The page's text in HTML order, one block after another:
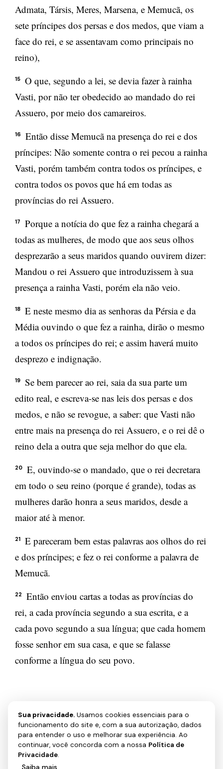
Admata, Társis, Meres, Marsena, e Memucã, os
sete príncipes dos persas e dos medos, que viam a
face do rei, e se assentavam como principais no
reino),
15
O que, segundo a lei, se devia fazer à rainha
Vasti, por não ter obedecido ao mandado do rei
Assuero, por meio dos camareiros.
16
Então disse Memucã na presença do rei e dos
príncipes: Não somente contra o rei pecou a rainha
Vasti, porém também contra todos os príncipes, e
contra todos os povos que há em todas as
províncias do rei Assuero.
17
Porque a notícia do que fez a rainha chegará a
todas as mulheres, de modo que aos seus olhos
desprezarão a seus maridos quando ouvirem dizer:
Mandou o rei Assuero que introduzissem à sua
presença a rainha Vasti, porém ela não veio.
18
E neste mesmo dia as senhoras da Pérsia e da
Média ouvindo o que fez a rainha, dirão o mesmo
a todos os príncipes do rei; e assim haverá muito
desprezo e indignação.
19
Se bem parecer ao rei, saia da sua parte um
edito real, e escreva-se nas leis dos persas e dos
medos, e não se revogue, a saber: que Vasti não
entre mais na presença do rei Assuero, e o rei dê o
reino dela a outra que seja melhor do que ela.
20
E, ouvindo-se o mandado, que o rei decretara
em todo o seu reino (porque é grande), todas as
mulheres darão honra a seus maridos, desde a
maior até à menor.
21
E pareceram bem estas palavras aos olhos do rei
e dos príncipes; e fez o rei conforme a palavra de
Memucã.
22
Então enviou cartas a todas as províncias do
rei, a cada província segundo a sua escrita, e a
cada povo segundo a sua língua; que cada homem
fosse senhor em sua casa, e que se falasse
conforme a língua do seu povo.
PRÓXIMO →
Ester 2
Sua privacidade. Usamos cookies essenciais para o
funcionamento do site e, com a sua autorização, dados
para entender o uso e melhorar sua experiência. Ao
continuar, você concorda com a nossa Política de
Privacidade.
Saiba mais